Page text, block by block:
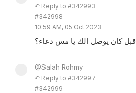
↶ Reply to #342993
#342998
10:59 AM, 05 Oct 2023
قبل كان يوصل الك يا مس دعاء؟
@Salah Rohmy
↶ Reply to #342997
#342999